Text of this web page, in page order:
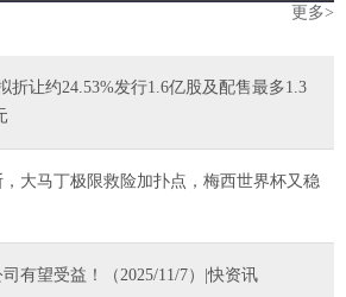
更多>
折让约24.53%发行1.6亿股及配售最多1.3
大马丁极限救险加扑点，梅西世界杯又稳
有望受益！（2025/11/7）|快资讯